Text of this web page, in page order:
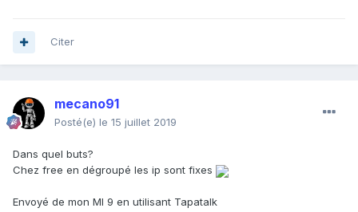
Citer
mecano91
Posté(e) le 15 juillet 2019
Dans quel buts?
Chez free en dégroupé les ip sont fixes
Envoyé de mon MI 9 en utilisant Tapatalk